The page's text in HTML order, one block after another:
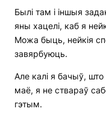
Былі там і іншыя
яны хацелі, каб я
Можа быць, нейкія
завярбуюць.
Але калі я бачыў,
маё, я не ствараў
гэтым.